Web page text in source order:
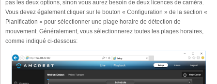
pas les deux options, sinon vous aurez besoin de deux licences de caméra.
Vous devez également cliquer sur le bouton « Configuration » de la section «
Planification » pour sélectionner une plage horaire de détection de
mouvement. Généralement, vous sélectionnerez toutes les plages horaires,
comme indiqué ci-dessous: